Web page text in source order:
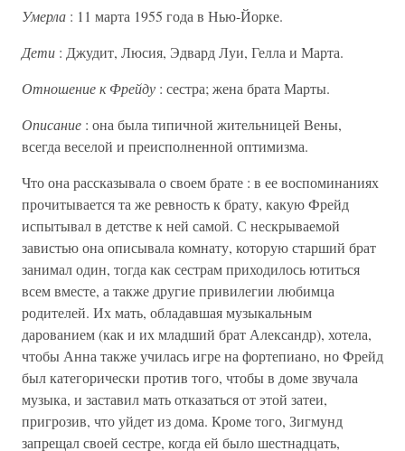
Умерла : 11 марта 1955 года в Нью-Йорке.
Дети : Джудит, Люсия, Эдвард Луи, Гелла и Марта.
Отношение к Фрейду : сестра; жена брата Марты.
Описание : она была типичной жительницей Вены,
всегда веселой и преисполненной оптимизма.
Что она рассказывала о своем брате : в ее воспоминаниях
прочитывается та же ревность к брату, какую Фрейд
испытывал в детстве к ней самой. С нескрываемой
завистью она описывала комнату, которую старший брат
занимал один, тогда как сестрам приходилось ютиться
всем вместе, а также другие привилегии любимца
родителей. Их мать, обладавшая музыкальным
дарованием (как и их младший брат Александр), хотела,
чтобы Анна также училась игре на фортепиано, но Фрейд
был категорически против того, чтобы в доме звучала
музыка, и заставил мать отказаться от этой затеи,
пригрозив, что уйдет из дома. Кроме того, Зигмунд
запрещал своей сестре, когда ей было шестнадцать,